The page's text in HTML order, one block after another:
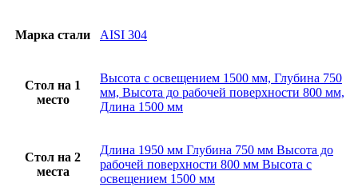
Марка стали AISI 304
Стол на 1
место
Высота с освещением 1500 мм, Глубина 750
мм, Высота до рабочей поверхности 800 мм,
Длина 1500 мм
Стол на 2
места
Длина 1950 мм Глубина 750 мм Высота до
рабочей поверхности 800 мм Высота с
освещением 1500 мм